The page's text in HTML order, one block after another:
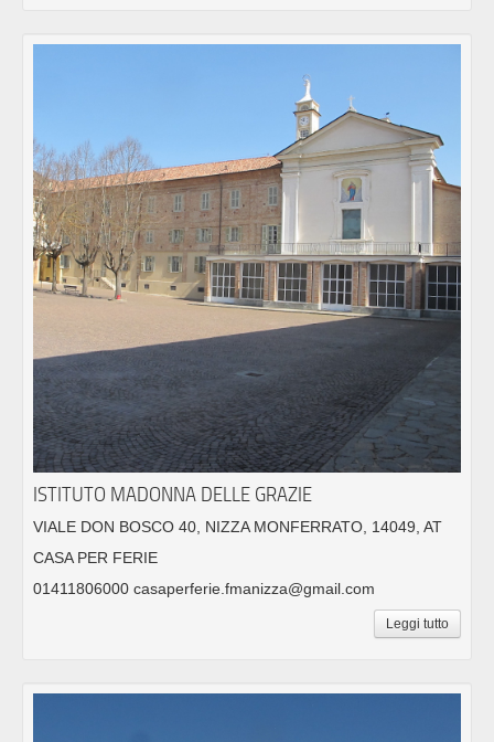
ISTITUTO MADONNA DELLE GRAZIE
VIALE DON BOSCO 40, NIZZA MONFERRATO, 14049, AT
CASA PER FERIE
01411806000 casaperferie.fmanizza@gmail.com
Leggi tutto